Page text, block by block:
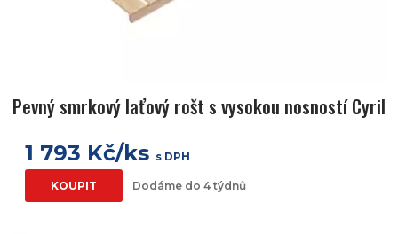
Pevný smrkový laťový rošt s vysokou nosností Cyril
1 793 Kč/ks s DPH
KOUPIT Dodáme do 4 týdnů